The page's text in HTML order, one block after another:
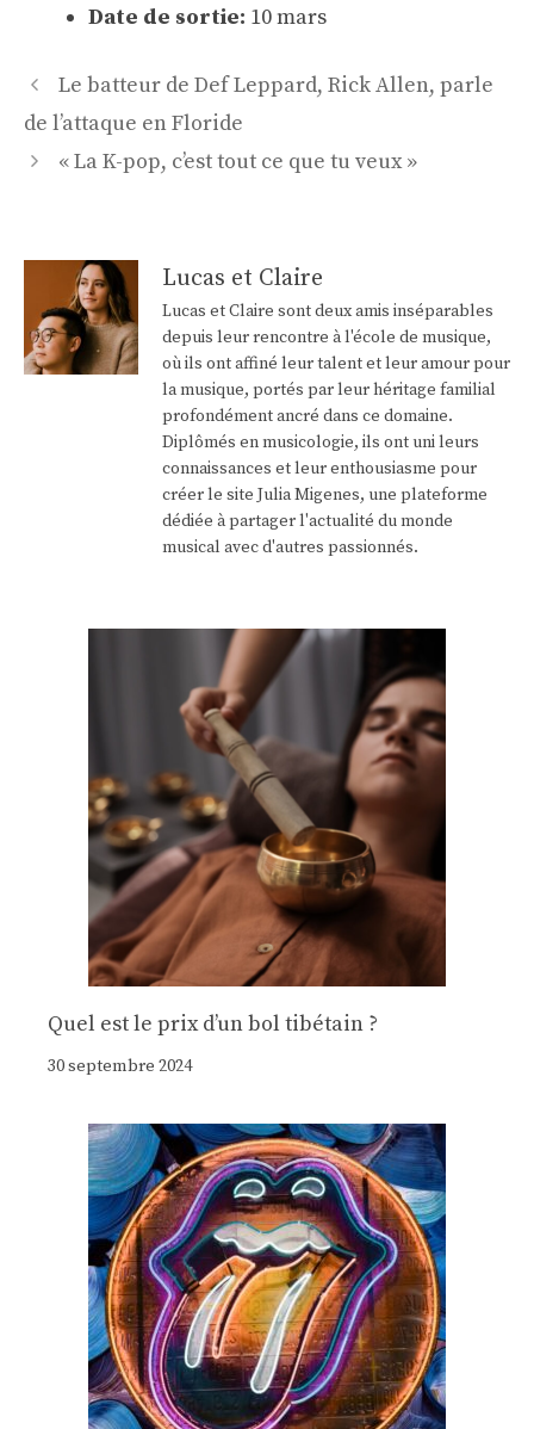
Date de sortie: 10 mars
Navigation
des
Le batteur de Def Leppard, Rick Allen, parle
de l’attaque en Floride
« La K-pop, c’est tout ce que tu veux »
Lucas et Claire
Lucas et Claire sont deux amis inséparables
depuis leur rencontre à l'école de musique,
où ils ont affiné leur talent et leur amour pour
la musique, portés par leur héritage familial
profondément ancré dans ce domaine.
Diplômés en musicologie, ils ont uni leurs
connaissances et leur enthousiasme pour
créer le site Julia Migenes, une plateforme
dédiée à partager l'actualité du monde
musical avec d'autres passionnés.
Quel est le prix d’un bol tibétain ?
30 septembre 2024